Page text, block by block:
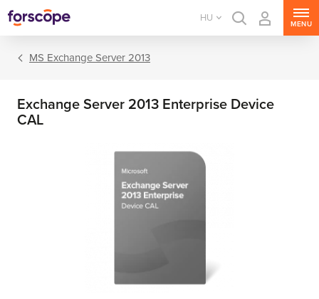
HU
MENU
MS Exchange Server 2013
Exchange Server 2013 Enterprise Device
CAL